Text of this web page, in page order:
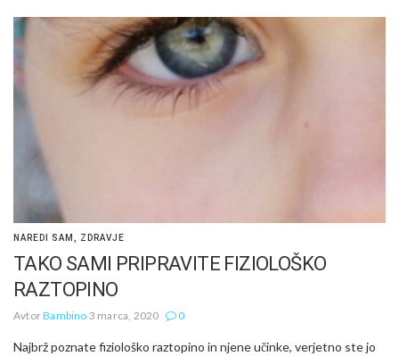
NAREDI SAM ZDRAVJE
TAKO SAMI PRIPRAVITE FIZIOLOŠKO
RAZTOPINO
AvtorBambino 3 marca, 2020 0
Najbrž poznate fiziološko raztopino in njene učinke, verjetno ste jo